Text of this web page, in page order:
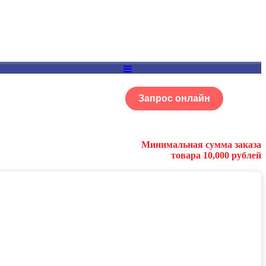
Запрос онлайн
Минимальная сумма заказа
товара 10,000 рублей